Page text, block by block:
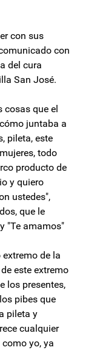
con sus
con
del cura
San José.
que el
juntaba a
pileta, este
todo
producto de
y quiero
ustedes",
que le
"Te amamos"
de la
este extremo
los presentes,
pibes que
pileta y
cualquier
yo, ya